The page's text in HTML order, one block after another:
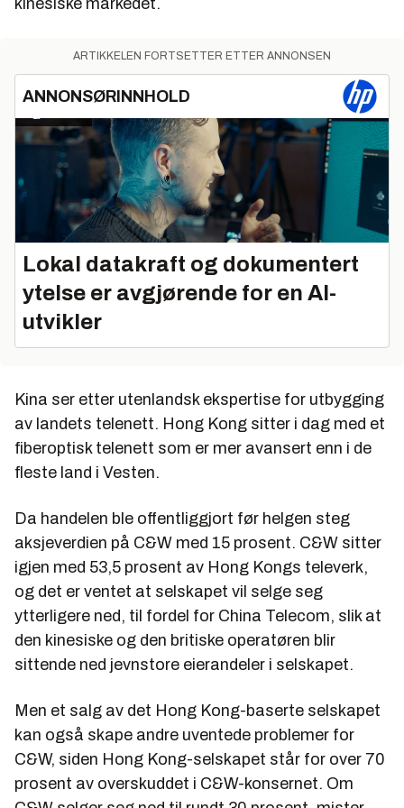
kinesiske markedet.
ARTIKKELEN FORTSETTER ETTER ANNONSEN
ANNONSØRINNHOLD
Lokal datakraft og dokumentert
ytelse er avgjørende for en AI-
utvikler
Kina ser etter utenlandsk ekspertise for utbygging
av landets telenett. Hong Kong sitter i dag med et
fiberoptisk telenett som er mer avansert enn i de
fleste land i Vesten.
Da handelen ble offentliggjort før helgen steg
aksjeverdien på C&W med 15 prosent. C&W sitter
igjen med 53,5 prosent av Hong Kongs televerk,
og det er ventet at selskapet vil selge seg
ytterligere ned, til fordel for China Telecom, slik at
den kinesiske og den britiske operatøren blir
sittende ned jevnstore eierandeler i selskapet.
Men et salg av det Hong Kong-baserte selskapet
kan også skape andre uventede problemer for
C&W, siden Hong Kong-selskapet står for over 70
prosent av overskuddet i C&W-konsernet. Om